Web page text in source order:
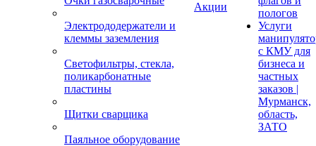
Электрододержатели и
клеммы заземления
Светофильтры, стекла,
поликарбонатные
пластины
Щитки сварщика
Паяльное оборудование
Акции
пологов
Услуги
с КМУ для
бизнеса и
частных
заказов |
Мурманск,
область,
ЗАТО